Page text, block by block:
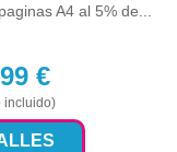
A4 al 5% de...
€
incluido)